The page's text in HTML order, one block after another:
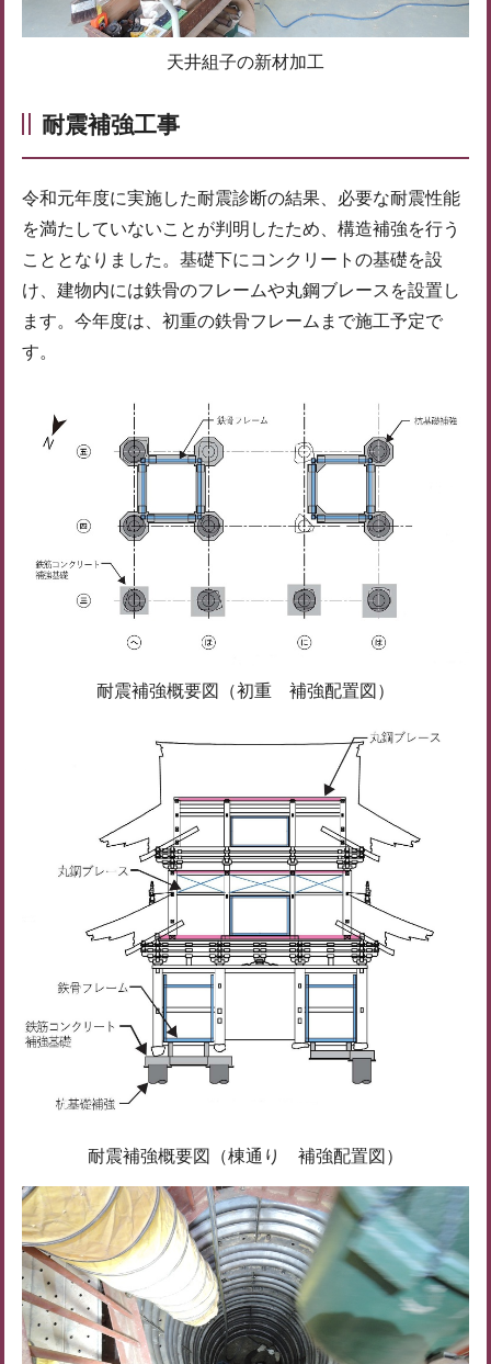
天井組子の新材加工
耐震補強工事
令和元年度に実施した耐震診断の結果、必要な耐震性能
を満たしていないことが判明したため、構造補強を行う
こととなりました。基礎下にコンクリートの基礎を設
け、建物内には鉄骨のフレームや丸鋼ブレースを設置し
ます。今年度は、初重の鉄骨フレームまで施工予定で
す。
耐震補強概要図（初重 補強配置図）
耐震補強概要図（棟通り 補強配置図）